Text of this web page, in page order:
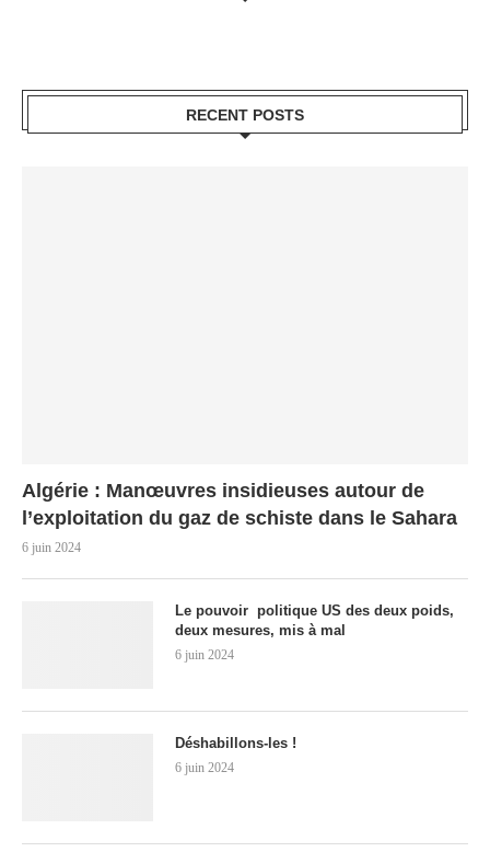
RECENT POSTS
Algérie : Manœuvres insidieuses autour de
l’exploitation du gaz de schiste dans le Sahara
6 juin 2024
Le pouvoir politique US des deux poids,
deux mesures, mis à mal
6 juin 2024
Déshabillons-les !
6 juin 2024